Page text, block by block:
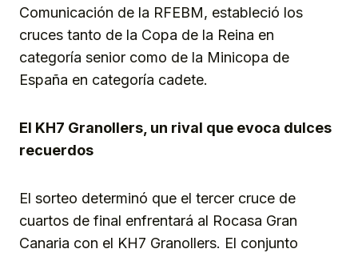
Comunicación de la RFEBM, estableció los
cruces tanto de la Copa de la Reina en
categoría senior como de la Minicopa de
España en categoría cadete.
El KH7 Granollers, un rival que evoca dulces
recuerdos
El sorteo determinó que el tercer cruce de
cuartos de final enfrentará al Rocasa Gran
Canaria con el KH7 Granollers. El conjunto